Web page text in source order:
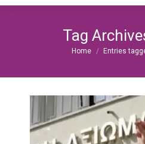
Tag
You are here:
Home Entries